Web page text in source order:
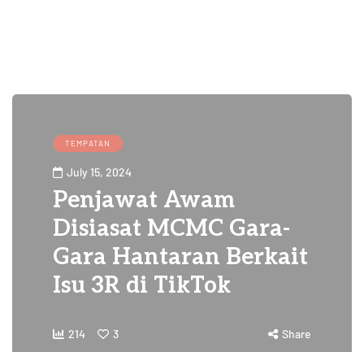
TEMPATAN
July 15, 2024
Penjawat Awam
Disiasat MCMC Gara-
Gara Hantaran Berkait
Isu 3R di TikTok
214 3 Share